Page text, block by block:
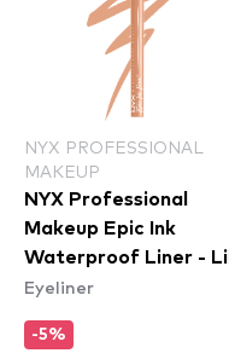
NYX PROFESSIONAL
MAKEUP
NYX Professional
Makeup Epic Ink
Waterproof Liner - Lil
Toasty
Eyeliner
-5%